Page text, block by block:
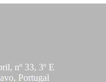
nº 33, 3º E
Portugal